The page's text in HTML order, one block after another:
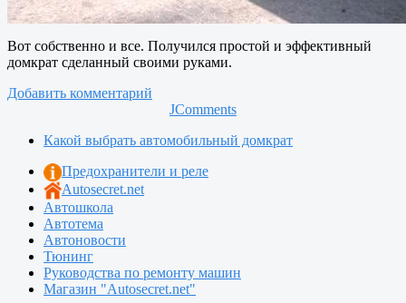
Вот собственно и все. Получился простой и эффективный
домкрат сделанный своими руками.
Добавить комментарий
JComments
Какой выбрать автомобильный домкрат
Предохранители и реле
Autosecret.net
Автошкола
Автотема
Автоновости
Тюнинг
Руководства по ремонту машин
Магазин "Autosecret.net"